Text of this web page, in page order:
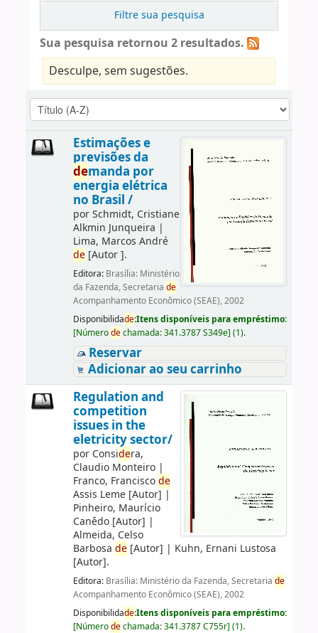
Filtre sua pesquisa
Sua pesquisa retornou 2 resultados.
Desculpe, sem sugestões.
Estimações e
previsões da
demanda por
energia elétrica
no Brasil /
porSchmidt, Cristiane
Alkmin Junqueira |
Lima, Marcos André
de[Autor ].
Editora: Brasília: Ministério
da Fazenda, Secretaria de
Acompanhamento Econômico (SEAE), 2002
Disponibilidade:Itens disponíveis para empréstimo:
[Númerodechamada:341.3787 S349e] (1).
Reservar
Adicionar ao seu carrinho
Regulation and
competition
issues in the
eletricity sector/
por Considera,
Claudio Monteiro|
Franco, Franciscode
Assis Leme[Autor] |
Pinheiro, Maurício
Canêdo[Autor] |
Almeida, Celso
Barbosa de[Autor] | Kuhn, Ernani Lustosa
[Autor].
Editora: Brasília: Ministério da Fazenda, Secretaria de
Acompanhamento Econômico (SEAE), 2002
Disponibilidade:Itens disponíveis para empréstimo:
[Númerodechamada:341.3787 C755r] (1).